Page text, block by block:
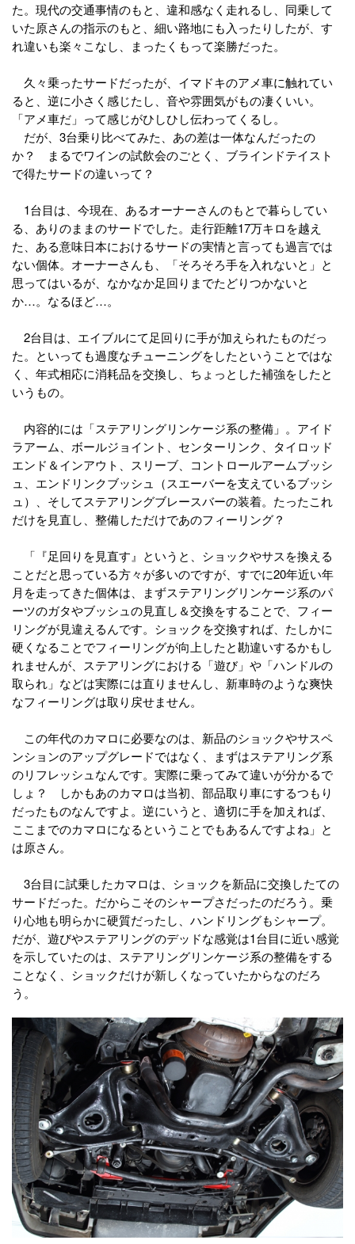
た。現代の交通事情のもと、違和感なく走れるし、同乗して
いた原さんの指示のもと、細い路地にも入ったりしたが、す
れ違いも楽々こなし、まったくもって楽勝だった。
久々乗ったサードだったが、イマドキのアメ車に触れてい
ると、逆に小さく感じたし、音や雰囲気がもの凄くいい。
「アメ車だ」って感じがひしひし伝わってくるし。
だが、3台乗り比べてみた、あの差は一体なんだったの
か？ まるでワインの試飲会のごとく、ブラインドテイスト
で得たサードの違いって？
1台目は、今現在、あるオーナーさんのもとで暮らしてい
る、ありのままのサードでした。走行距離17万キロを越え
た、ある意味日本におけるサードの実情と言っても過言では
ない個体。オーナーさんも、「そろそろ手を入れないと」と
思ってはいるが、なかなか足回りまでたどりつかないと
か…。なるほど…。
2台目は、エイブルにて足回りに手が加えられたものだっ
た。といっても過度なチューニングをしたということではな
く、年式相応に消耗品を交換し、ちょっとした補強をしたと
いうもの。
内容的には「ステアリングリンケージ系の整備」。アイド
ラアーム、ボールジョイント、センターリンク、タイロッド
エンド＆インアウト、スリーブ、コントロールアームブッシ
ュ、エンドリンクブッシュ（スエーバーを支えているブッシ
ュ）、そしてステアリングブレースバーの装着。たったこれ
だけを見直し、整備しただけであのフィーリング？
「『足回りを見直す』というと、ショックやサスを換える
ことだと思っている方々が多いのですが、すでに20年近い年
月を走ってきた個体は、まずステアリングリンケージ系のパ
ーツのガタやブッシュの見直し＆交換をすることで、フィー
リングが見違えるんです。ショックを交換すれば、たしかに
硬くなることでフィーリングが向上したと勘違いするかもし
れませんが、ステアリングにおける「遊び」や「ハンドルの
取られ」などは実際には直りませんし、新車時のような爽快
なフィーリングは取り戻せません。
この年代のカマロに必要なのは、新品のショックやサスペ
ンションのアップグレードではなく、まずはステアリング系
のリフレッシュなんです。実際に乗ってみて違いが分かるで
しょ？ しかもあのカマロは当初、部品取り車にするつもり
だったものなんですよ。逆にいうと、適切に手を加えれば、
ここまでのカマロになるということでもあるんですよね」と
は原さん。
3台目に試乗したカマロは、ショックを新品に交換したての
サードだった。だからこそのシャープさだったのだろう。乗
り心地も明らかに硬質だったし、ハンドリングもシャープ。
だが、遊びやステアリングのデッドな感覚は1台目に近い感覚
を示していたのは、ステアリングリンケージ系の整備をする
ことなく、ショックだけが新しくなっていたからなのだろ
う。